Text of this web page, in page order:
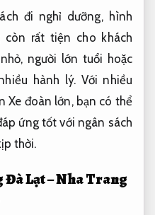
đi nghỉ dưỡng, hình
rất tiện cho khách
người lớn tuổi hoặc
hành lý. Với nhiều
Xe đoàn lớn, bạn có thể
ứng tốt với ngân sách
thời.
Lạt – Nha Trang